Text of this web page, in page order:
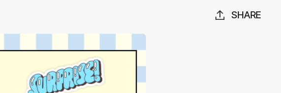
SHARE